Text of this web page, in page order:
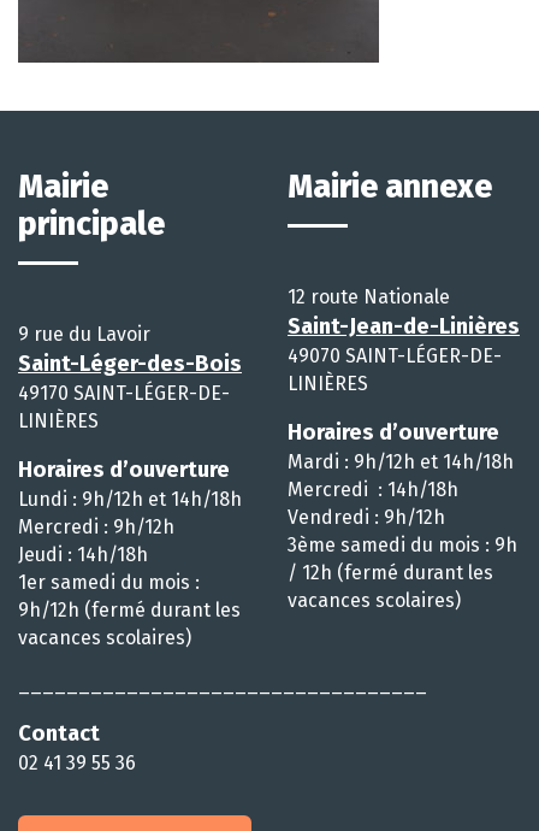
Mairie
principale
9 rue du Lavoir
Saint-Léger-des-Bois
49170 SAINT-LÉGER-DE-
LINIÈRES
Horaires d’ouverture
Lundi : 9h/12h et 14h/18h
Mercredi : 9h/12h
Jeudi : 14h/18h
1er samedi du mois :
9h/12h (fermé durant les
vacances scolaires)
Contact
02 41 39 55 36
Mairie annexe
12 route Nationale
Saint-Jean-de-Linières
49070 SAINT-LÉGER-DE-
LINIÈRES
Horaires d’ouverture
Mardi : 9h/12h et 14h/18h
Mercredi : 14h/18h
Vendredi : 9h/12h
3ème samedi du mois : 9h
/ 12h (fermé durant les
vacances scolaires)